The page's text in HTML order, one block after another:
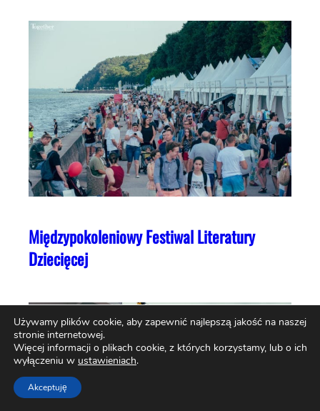
Międzypokoleniowy Festiwal Literatury
Dziecięcej
Używamy plików cookie, aby zapewnić najlepszą jakość na naszej
stronie internetowej.
Więcej informacji o plikach cookie, z których korzystamy, lub o ich
wyłączeniu w ustawieniach.
Akceptuję